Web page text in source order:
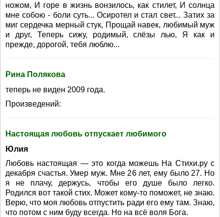
ножом, И горе в жизнь вонзилось, как стилет, И солнца
мне собою - боли суть... Осиротел и стал свет... Затих за
миг сердечка мерный стук, Прощай навек, любимый муж
и друг, Теперь сижу, родимый, слёзы лью, Я как и
прежде, дорогой, тебя люблю...
Рина Полякова
теперь не виден 2009 года.
Произведений:
Настоящая любовь отпускает любимого
Юлия
Любовь настоящая — это когда можешь На Стихи.ру с
декабря счастья. Умер муж. Мне 26 лет, ему было 27. Но
я не плачу, держусь, чтобы его душе было легко.
Родился вот такой стих. Может кому-то поможет, не знаю.
Верю, что моя любовь отпустить ради его ему там. Знаю,
что потом с ним буду всегда. Но на всё воля Бога.